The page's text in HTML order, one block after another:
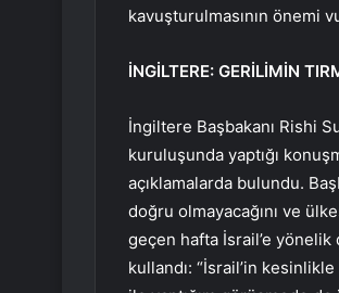
kavuşturulmasının önemi
İNGİLTERE: GERİLİMİN
İngiltere Başbakanı Rishi
kuruluşunda yaptığı
açıklamalarda bulundu.
doğru olmayacağını ve
geçen hafta İsrail’e yönelik
kullandı: “İsrail’in